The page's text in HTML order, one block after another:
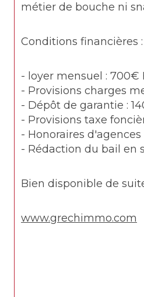
métier de bouche ni
Conditions financières :
- loyer mensuel : 700€
- Provisions charges
- Dépôt de garantie :
- Provisions taxe
- Honoraires d'agences
- Rédaction du bail en
Bien disponible de
www.grechimmo.com